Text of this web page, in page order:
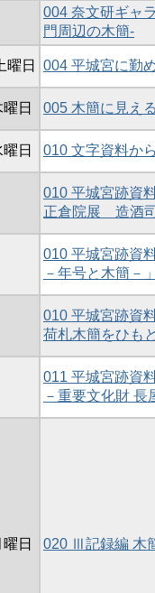
004 奈文研ギャ
門周辺の木簡-
曜日 004 平城宮に勤
日 005 木簡に見え
日 010 文字資料か
010 平城宮跡資
正倉院展 造酒
010 平城宮跡資
－年号と木簡－
010 平城宮跡資
荷札木簡をひも
011 平城宮跡資
－重要文化財 長
日 020 Ⅲ記録編 木